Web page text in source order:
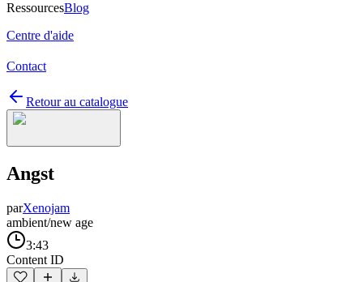
RessourcesBlog
Centre d'aide
Contact
Retour au catalogue
Angst
parXenojam
ambient/new age
3:43
Content ID